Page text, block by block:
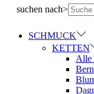
suchen nach>
SCHMUCK
KETTEN
Alle